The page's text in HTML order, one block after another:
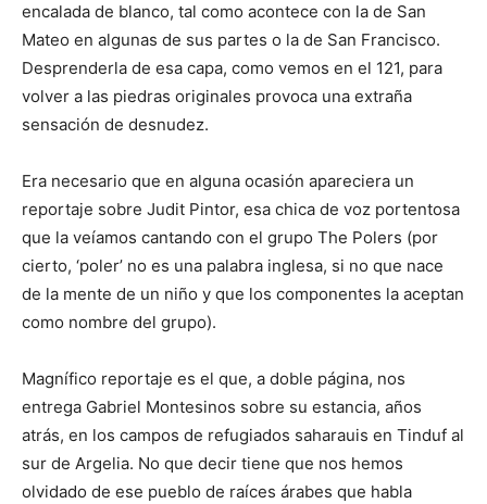
encalada de blanco, tal como acontece con la de San
Mateo en algunas de sus partes o la de San Francisco.
Desprenderla de esa capa, como vemos en el 121, para
volver a las piedras originales provoca una extraña
sensación de desnudez.
Era necesario que en alguna ocasión apareciera un
reportaje sobre Judit Pintor, esa chica de voz portentosa
que la veíamos cantando con el grupo The Polers (por
cierto, ‘poler’ no es una palabra inglesa, si no que nace
de la mente de un niño y que los componentes la aceptan
como nombre del grupo).
Magnífico reportaje es el que, a doble página, nos
entrega Gabriel Montesinos sobre su estancia, años
atrás, en los campos de refugiados saharauis en Tinduf al
sur de Argelia. No que decir tiene que nos hemos
olvidado de ese pueblo de raíces árabes que habla